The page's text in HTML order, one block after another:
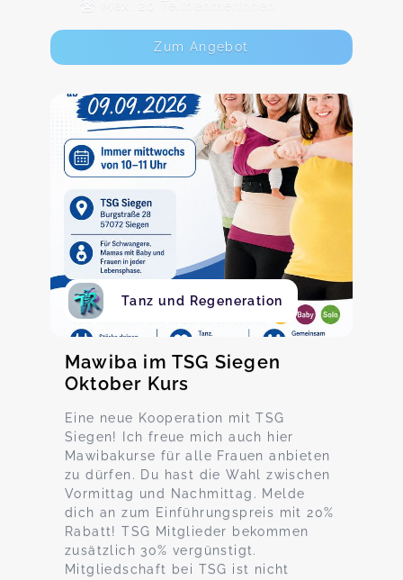
Max. 20 TeilnehmerInnen
Zum Angebot
Tanz und Regeneration
Mawiba im TSG Siegen
Oktober Kurs
Eine neue Kooperation mit TSG
Siegen! Ich freue mich auch hier
Mawibakurse für alle Frauen anbieten
zu dürfen. Du hast die Wahl zwischen
Vormittag und Nachmittag. Melde
dich an zum Einführungspreis mit 20%
Rabatt! TSG Mitglieder bekommen
zusätzlich 30% vergünstigt.
Mitgliedschaft bei TSG ist nicht